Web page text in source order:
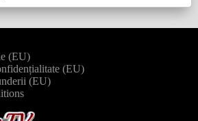
(EU)
(EU)
(EU)